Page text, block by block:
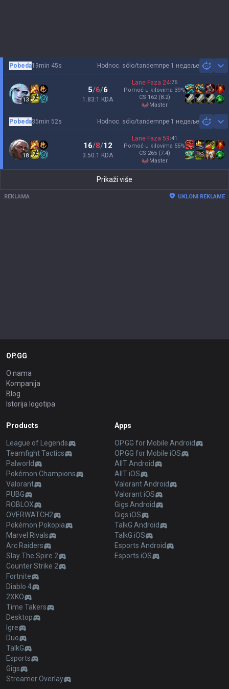
Hodnoc. sólo/tandemпре 1 недеље
Pobeda19min 45s
13
5/6/6
1.83:1 KDA
Lane Faza 24:76
Pomoć u kilovima 39%
CS 162 (8.2)
master
Hodnoc. sólo/tandemпре 1 недеље
Pobeda35min 52s
18
16/8/12
3.50:1 KDA
Lane Faza 59:41
Pomoć u kilovima 55%
CS 265 (7.4)
master
Prikaži više
REKLAMA UKLONI REKLAME
OP.GG
O nama
Kompanija
Blog
Istorija logotipa
Products
League of Legends
Teamfight Tactics
Palworld
Pokémon Champions
Valorant
PUBG
ROBLOX
OVERWATCH2
Pokémon Pokopia
Marvel Rivals
Arc Raiders
Slay The Spire 2
Counter Strike 2
Fortnite
Diablo 4
2XKO
Time Takers
Desktop
Igre
Duo
TalkG
Esports
Gigs
Streamer Overlay
Apps
OP.GG for Mobile Android
OP.GG for Mobile iOS
AllT Android
AllT iOS
Valorant Android
Valorant iOS
Gigs Android
Gigs iOS
TalkG Android
TalkG iOS
Esports Android
Esports iOS